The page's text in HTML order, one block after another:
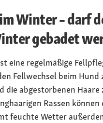
Winter – darf
gebadet
eine regelmäßige
Fellwechsel beim Hund
die abgestorbenen Haare
Rassen können
feuchte Wetter